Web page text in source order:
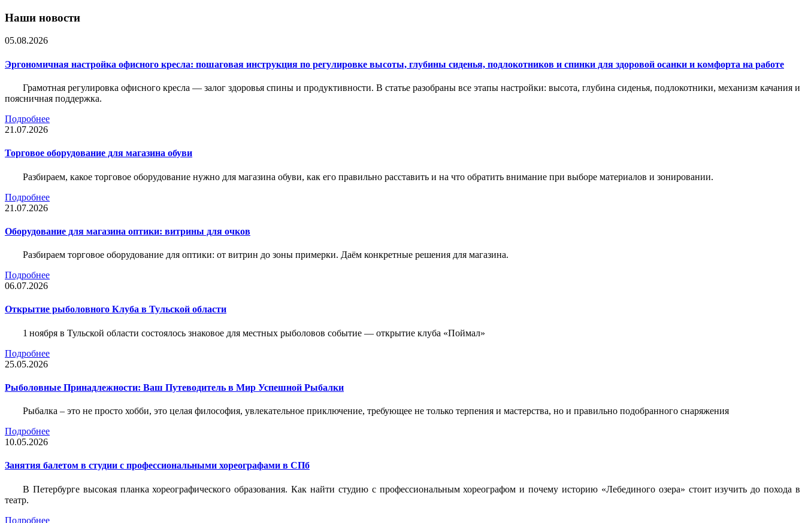
Наши новости
05.08.2026
Эргономичная настройка офисного кресла: пошаговая инструкция по регулировке высоты, глубины сиденья, подлокотников и спинки для здоровой осанки и комфорта на работе
Грамотная регулировка офисного кресла — залог здоровья спины и продуктивности. В статье разобраны все этапы настройки: высота, глубина сиденья, подлокотники, механизм качания и
поясничная поддержка.
Подробнее
21.07.2026
Торговое оборудование для магазина обуви
Разбираем, какое торговое оборудование нужно для магазина обуви, как его правильно расставить и на что обратить внимание при выборе материалов и зонировании.
Подробнее
21.07.2026
Оборудование для магазина оптики: витрины для очков
Разбираем торговое оборудование для оптики: от витрин до зоны примерки. Даём конкретные решения для магазина.
Подробнее
06.07.2026
Открытие рыболовного Клуба в Тульской области
1 ноября в Тульской области состоялось знаковое для местных рыболовов событие — открытие клуба «Поймал»
Подробнее
25.05.2026
Рыболовные Принадлежности: Ваш Путеводитель в Мир Успешной Рыбалки
Рыбалка – это не просто хобби, это целая философия, увлекательное приключение, требующее не только терпения и мастерства, но и правильно подобранного снаряжения
Подробнее
10.05.2026
Занятия балетом в студии с профессиональными хореографами в СПб
В Петербурге высокая планка хореографического образования. Как найти студию с профессиональным хореографом и почему историю «Лебединого озера» стоит изучить до похода в
театр.
Подробнее